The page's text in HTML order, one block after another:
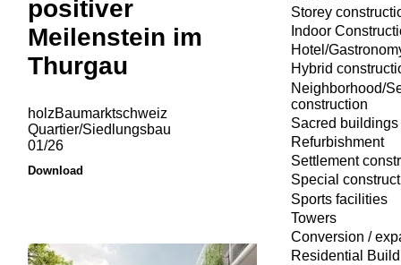
positiver
Meilenstein im
Thurgau
holzBaumarktschweiz
Quartier/Siedlungsbau
01/26
Download
Storey
Indoor
Hotel/
Hybrid
Neighborhood/
construction
Sacred buildings
Refurbishment
Settlement
Special
Sports facilities
Towers
Conversion /
Residential